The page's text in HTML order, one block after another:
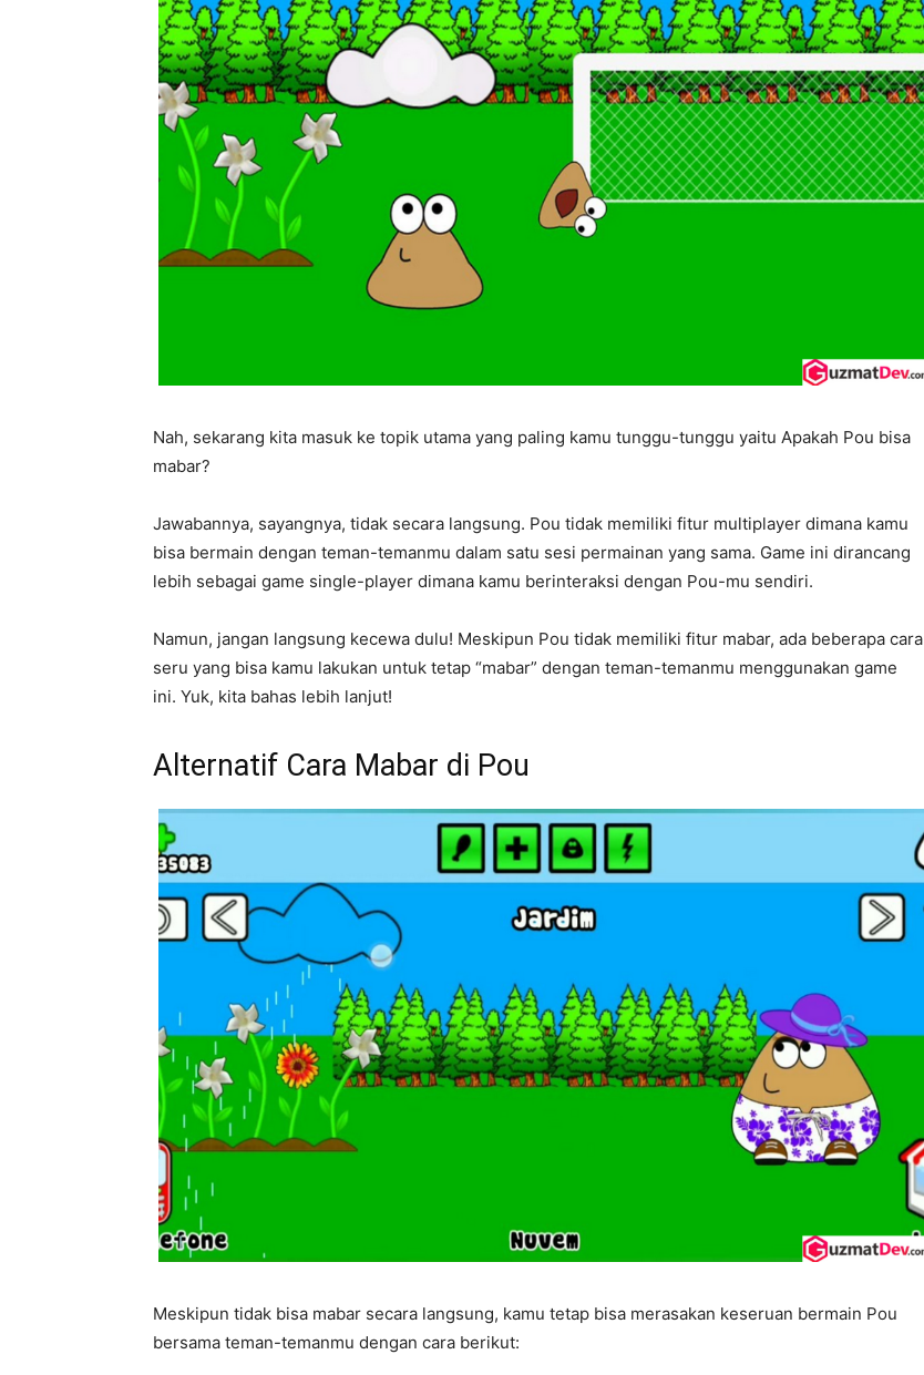
Nah, sekarang kita masuk ke topik utama yang paling kamu tunggu-tunggu yaitu Apakah Pou bisa
mabar?
Jawabannya, sayangnya, tidak secara langsung. Pou tidak memiliki fitur multiplayer dimana kamu
bisa bermain dengan teman-temanmu dalam satu sesi permainan yang sama. Game ini dirancang
lebih sebagai game single-player dimana kamu berinteraksi dengan Pou-mu sendiri.
Namun, jangan langsung kecewa dulu! Meskipun Pou tidak memiliki fitur mabar, ada beberapa cara
seru yang bisa kamu lakukan untuk tetap “mabar” dengan teman-temanmu menggunakan game
ini. Yuk, kita bahas lebih lanjut!
Alternatif Cara Mabar di Pou
Meskipun tidak bisa mabar secara langsung, kamu tetap bisa merasakan keseruan bermain Pou
bersama teman-temanmu dengan cara berikut: